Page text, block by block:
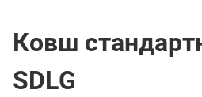
Ковш
SDLG